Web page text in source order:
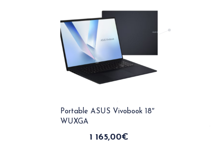
Portable ASUS Vivobook 18″
WUXGA
1 165,00€